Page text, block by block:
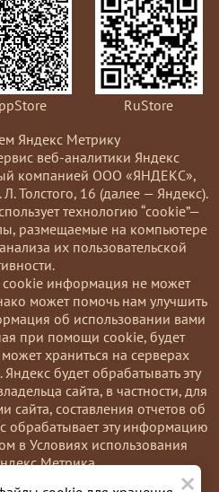
RuStore
Яндекс Метрику
веб-аналитики Яндекс
компанией ООО «ЯНДЕКС»,
Толстого, 16 (далее — Яндекс).
технологию “cookie”—
размещаемые на компьютере
их пользовательской
информация не может
может помочь нам улучшить
об использовании вами
при помощи cookie, будет
храниться на серверах
будет обрабатывать эту
сайта, в частности, для
сайта, составления отчетов об
обрабатывает эту информацию
в Условиях использования
Метрика.
cookies, выбрав